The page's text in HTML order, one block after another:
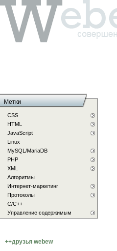
Метки
CSS
HTML
JavaScript
Linux
MySQL/MariaDB
PHP
XML
Алгоритмы
Интернет-маркетинг
Протоколы
С/C++
Управление содержимым
++друзья webew